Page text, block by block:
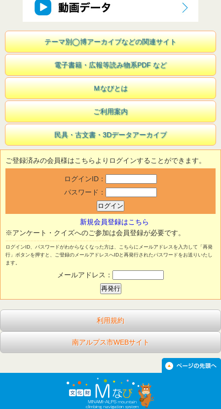
テーマ別◯博アーカイブなどの関連サイト
電子書籍・広報等読み物系PDF など
Ｍなびとは
ご利用案内
民具・古文書・3Dデータアーカイブ
ご登録済みの会員様はこちらよりログインすることができます。
ログインID：
パスワード：
新規会員登録はこちら
※アンケート・クイズへのご参加は会員登録が必要です。
ログインID、パスワードがわからなくなった方は、こちらにメールアドレスを入力して「再発
行」ボタンを押すと、ご登録のメールアドレスへIDと再発行されたパスワードをお送りいたし
ます。
メールアドレス：
利用規約
南アルプス市WEBサイト